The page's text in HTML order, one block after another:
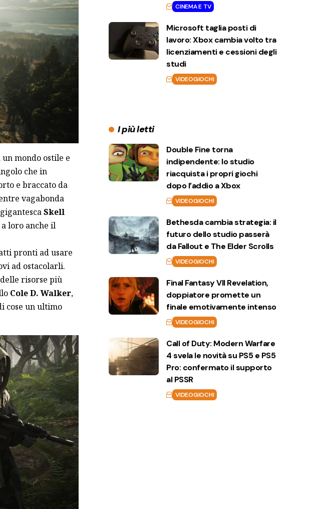
mondo ostile e
che in
e braccato da
vagabonda
Skell
loro anche il
pronti ad usare
ad ostacolarli.
risorse più
Cole D. Walker,
cose un ultimo
CINEMA E TV
Microsoft taglia posti di
lavoro: Xbox cambia volto tra
licenziamenti e cessioni degli
studi
VIDEOGIOCHI
I più letti
Double Fine torna
indipendente: lo studio
riacquista i propri giochi
dopo l’addio a Xbox
VIDEOGIOCHI
Bethesda cambia strategia: il
futuro dello studio passerà
da Fallout e The Elder Scrolls
VIDEOGIOCHI
Final Fantasy VII Revelation,
doppiatore promette un
finale emotivamente intenso
VIDEOGIOCHI
Call of Duty: Modern Warfare
4 svela le novità su PS5 e PS5
Pro: confermato il supporto
al PSSR
VIDEOGIOCHI